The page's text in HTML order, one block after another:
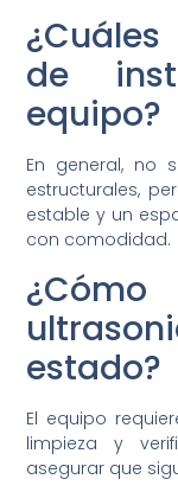
de
equipo?
En general, no
estructurales,
estable y un
con comodidad.
estado?
El equipo
limpieza y
asegurar que